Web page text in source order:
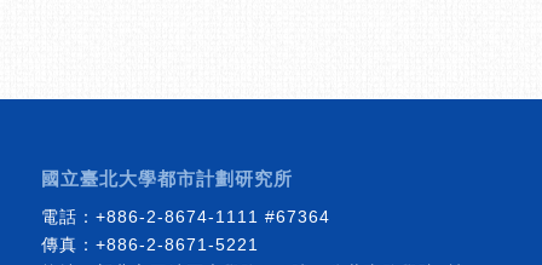
國立臺北大學都市計劃研究所
電話： +886-2-8674-1111 #67364
傳真：+886-2-8671-5221